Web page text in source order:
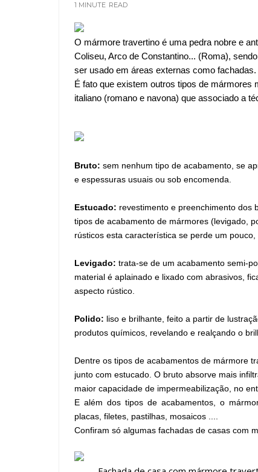
1 MINUTE READ
O mármore travertino é uma pedra nobre e
Coliseu, Arco de Constantino... (Roma),
ser usado em áreas externas como fachadas.
É fato que existem outros tipos de mármores
italiano (romano e navona) que associado a
Bruto: sem nenhum tipo de acabamento, se
e espessuras usuais ou sob encomenda.
Estucado: revestimento e preenchimento dos
tipos de acabamento de mármores (levigado,
rústicos esta característica se perde um pouco,
Levigado: trata-se de um acabamento semi-
material é aplainado e lixado com abrasivos,
aspecto rústico.
Polido: liso e brilhante, feito a partir de
produtos químicos, revelando e realçando o
Dentre os tipos de acabamentos de mármore
junto com estucado. O bruto absorve mais
maior capacidade de impermeabilização, no
E além dos tipos de acabamentos, o
placas, filetes, pastilhas, mosaicos ....
Confiram só algumas fachadas de casas com